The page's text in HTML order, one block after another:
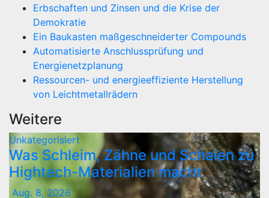
Erbschaften und Zinsen und die Krise der
Demokratie
Ein Baukasten maßgeschneiderter Compounds
Automatisierte Anschlussprüfung und
Energienetzplanung
Ressourcen- und energieeffiziente Herstellung
von Leichtmetallrädern
Weitere
Unkategorisiert
Was Schleim, Zähne und Schalen zu
Hightech-Materialien macht
Aug. 8, 2026